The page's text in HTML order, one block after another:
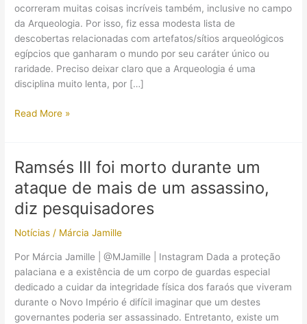
ocorreram muitas coisas incríveis também, inclusive no campo
da Arqueologia. Por isso, fiz essa modesta lista de
descobertas relacionadas com artefatos/sítios arqueológicos
egípcios que ganharam o mundo por seu caráter único ou
raridade. Preciso deixar claro que a Arqueologia é uma
disciplina muito lenta, por […]
5
pela
Egiptologia
em
2016
Read More »
Ramsés III foi morto durante um
ataque de mais de um assassino,
diz pesquisadores
Notícias / Márcia Jamille
Por Márcia Jamille | @MJamille | Instagram Dada a proteção
palaciana e a existência de um corpo de guardas especial
dedicado a cuidar da integridade física dos faraós que viveram
durante o Novo Império é difícil imaginar que um destes
governantes poderia ser assassinado. Entretanto, existe um